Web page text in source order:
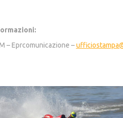
– Eprcomunicazione –